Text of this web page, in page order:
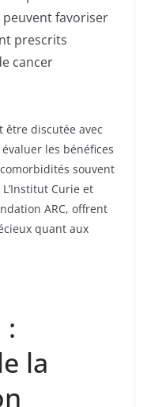
peuvent favoriser
prescrits
cancer
discutée avec
les bénéfices
souvent
Curie et
ARC, offrent
quant aux
la